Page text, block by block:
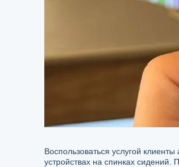
Воспользоваться услугой
устройствах на спинках сидений.